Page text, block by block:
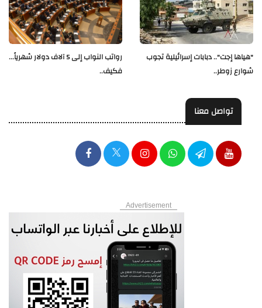
رواتب النواب إلى 5 آلاف دولار شهرياً...
فكيف..
"هياها إجت".. دبابات إسرائيلية تجوب
شوارع زوطر..
تواصل معنا
Advertisement